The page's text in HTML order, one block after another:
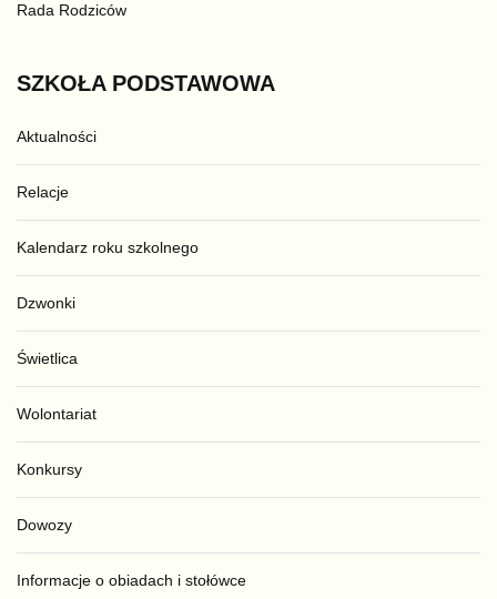
Rada Rodziców
SZKOŁA PODSTAWOWA
Aktualności
Relacje
Kalendarz roku szkolnego
Dzwonki
Świetlica
Wolontariat
Konkursy
Dowozy
Informacje o obiadach i stołówce